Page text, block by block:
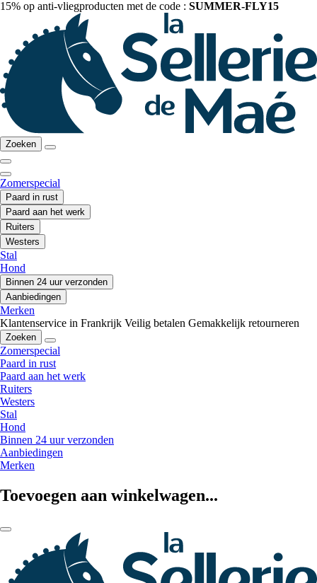
15% op anti-vliegproducten met de code : SUMMER-FLY15
Zoeken
Zomerspecial
Paard in rust
Paard aan het werk
Ruiters
Westers
Stal
Hond
Binnen 24 uur verzonden
Aanbiedingen
Merken
Klantenservice in Frankrijk Veilig betalen Gemakkelijk retourneren
Zoeken
Zomerspecial
Paard in rust
Paard aan het werk
Ruiters
Westers
Stal
Hond
Binnen 24 uur verzonden
Aanbiedingen
Merken
Toevoegen aan winkelwagen...